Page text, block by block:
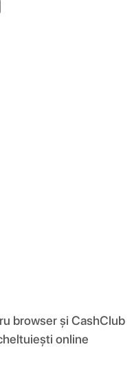
browser și CashClub
online